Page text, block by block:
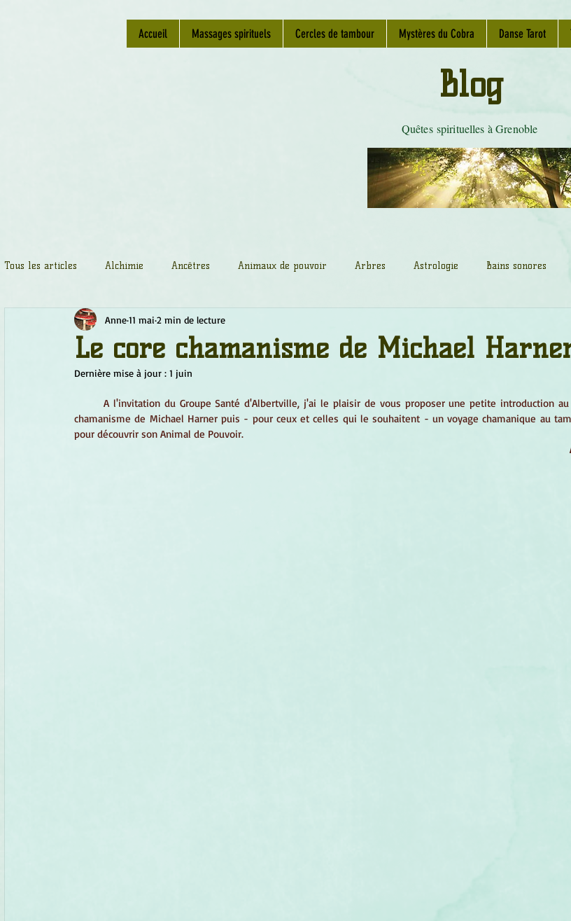
Accueil Massages spirituels Cercles de tambour Mystères du Cobra Danse Tarot
Quêtes spirituelles à Grenoble
Blog
Tous les articles Alchimie Ancêtres Animaux de pouvoir Arbres Astrologie Bains sonores
Chamanisme Champignons Conscience
Fleurs de Bach Géométrie sacrée
Objets de pouvoir Ogham Petit Peuple
Le core chamanisme de Michael
Anne11 mai 2 min de lecture
Dernière mise à jour : 1 juin
A l'invitation du Groupe Santé d'Albertville, j'ai le plaisir de vous proposer une petite introduction au
chamanisme de Michael Harner puis - pour ceux et celles qui le souhaitent - un voyage chamanique au
pour découvrir son Animal de Pouvoir.